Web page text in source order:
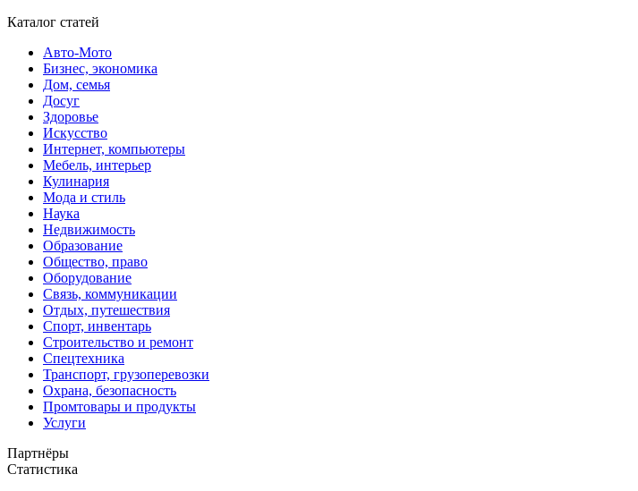
Каталог статей
Авто-Мото
Бизнес, экономика
Дом, семья
Досуг
Здоровье
Искусство
Интернет, компьютеры
Мебель, интерьер
Кулинария
Мода и стиль
Наука
Недвижимость
Образование
Общество, право
Оборудование
Связь, коммуникации
Отдых, путешествия
Спорт, инвентарь
Строительство и ремонт
Спецтехника
Транспорт, грузоперевозки
Охрана, безопасность
Промтовары и продукты
Услуги
Партнёры
Статистика